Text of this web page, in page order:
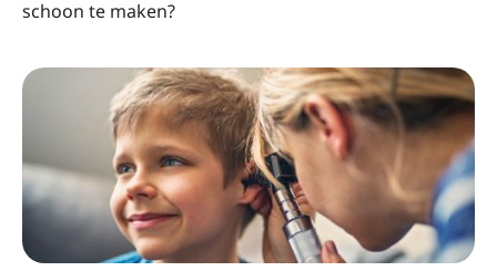
schoon te maken?